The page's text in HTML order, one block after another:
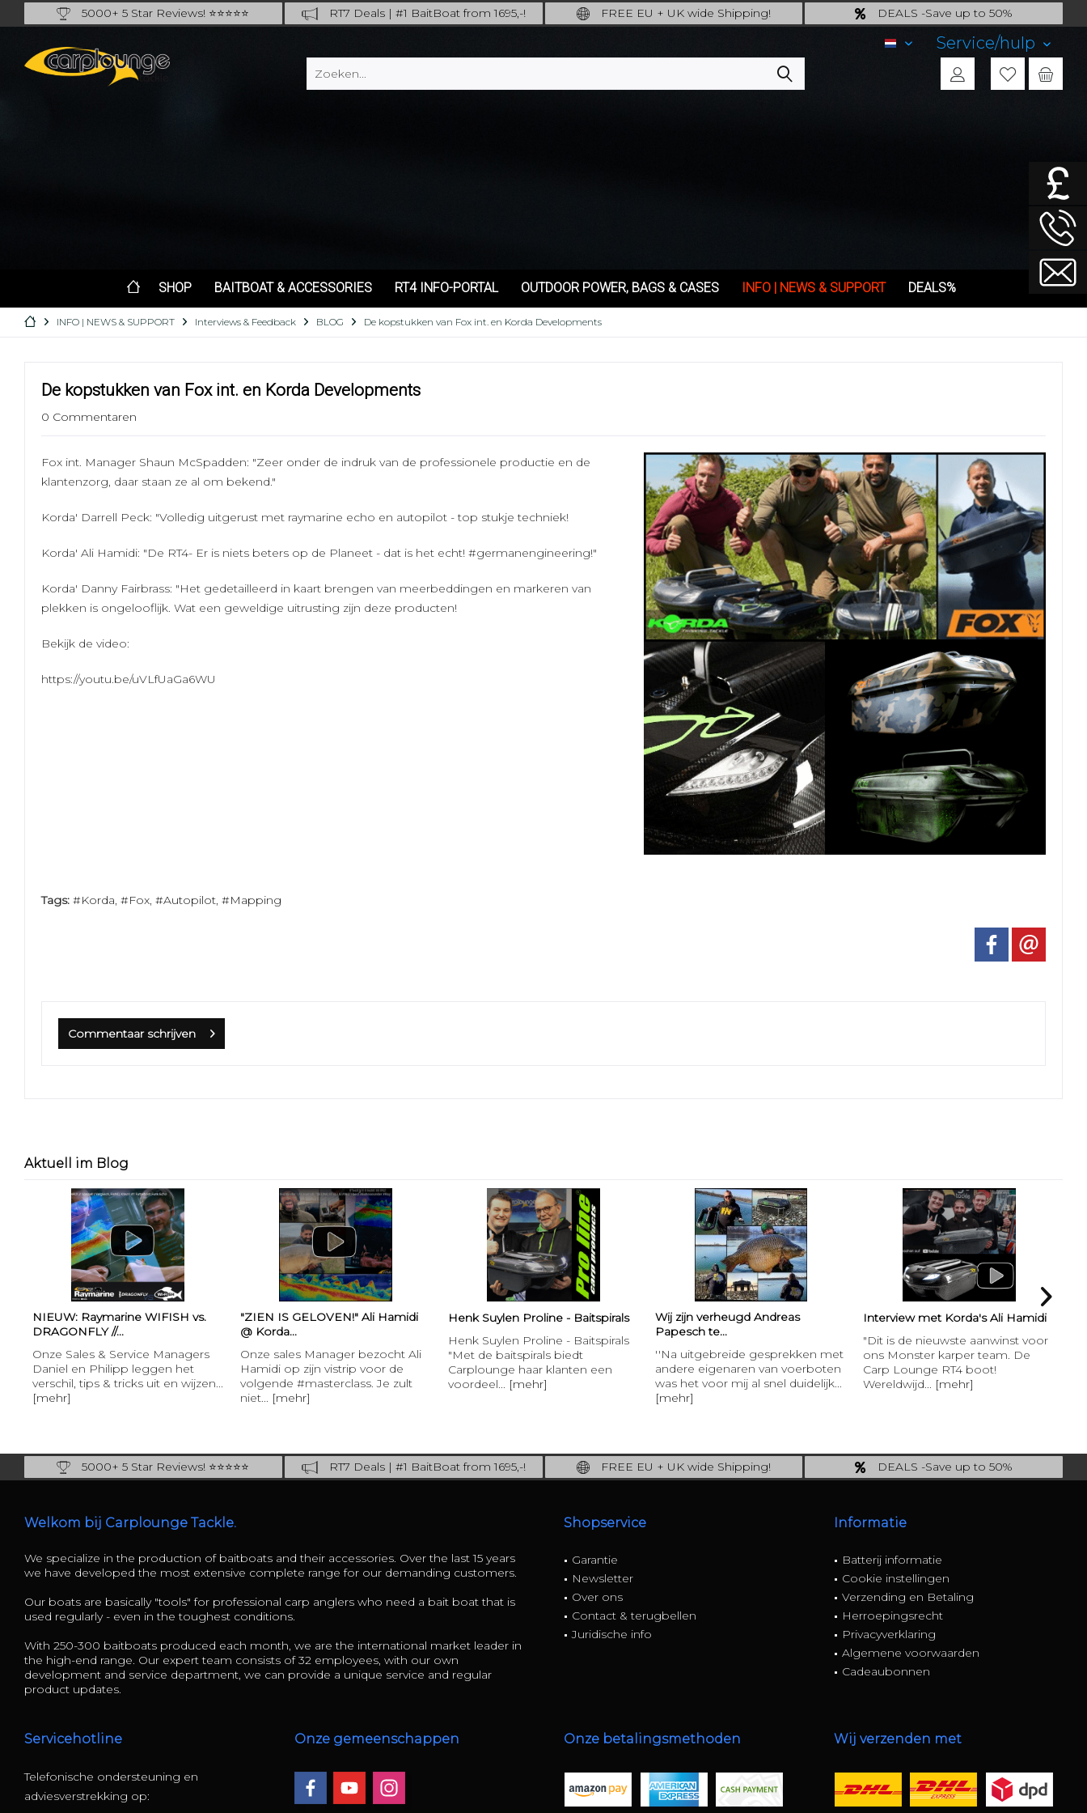
5000+ 5 Star Reviews! ⭐⭐⭐⭐⭐
RT7 Deals | #1 BaitBoat from 1695,-!
FREE EU + UK wide Shipping!
DEALS -Save up to 50%
last Chance: ... if gone then gone
NL Service/hulp
SHOP BAITBOAT & ACCESSORIES RT4 INFO-PORTAL OUTDOOR POWER, BAGS & CASES INFO | NEWS & SUPPORT DEALS%
INFO | NEWS & SUPPORT Interviews & Feedback BLOG De kopstukken van Fox int. en Korda Developments
De kopstukken van Fox int. en Korda Developments
0 Commentaren
Fox int. Manager Shaun McSpadden: "Zeer onder de indruk van de professionele productie en de
klantenzorg, daar staan ze al om bekend."
Korda' Darrell Peck: "Volledig uitgerust met raymarine echo en autopilot - top stukje techniek!
Korda' Ali Hamidi: "De RT4- Er is niets beters op de Planeet - dat is het echt! #germanengineering!"
Korda' Danny Fairbrass: "Het gedetailleerd in kaart brengen van meerbeddingen en markeren van
plekken is ongelooflijk. Wat een geweldige uitrusting zijn deze producten!
Bekijk de video:
https://youtu.be/uVLfUaGa6WU
Tags: #Korda, #Fox, #Autopilot, #Mapping
Commentaar schrijven
Aktuell im Blog
NIEUW: Raymarine WIFISH vs.
DRAGONFLY //...
Onze Sales & Service Managers
Daniel en Philipp leggen het
verschil, tips & tricks uit en wijzen...
[mehr]
"ZIEN IS GELOVEN!" Ali Hamidi
@ Korda...
Onze sales Manager bezocht Ali
Hamidi op zijn vistrip voor de
volgende #masterclass. Je zult
niet... [mehr]
Henk Suylen Proline - Baitspirals
Henk Suylen Proline - Baitspirals
"Met de baitspirals biedt
Carplounge haar klanten een
voordeel... [mehr]
Wij zijn verheugd Andreas
Papesch te...
''Na uitgebreide gesprekken met
andere eigenaren van voerboten
was het voor mij al snel duidelijk...
[mehr]
Interview met Korda's Ali Hamidi
"Dit is de nieuwste aanwinst voor
ons Monster karper team. De
Carp Lounge RT4 boot!
Wereldwijd... [mehr]
5000+ 5 Star Reviews! ⭐⭐⭐⭐⭐
RT7 Deals | #1 BaitBoat from 1695,-!
FREE EU + UK wide Shipping!
DEALS -Save up to 50%
Welkom bij Carplounge Tackle.
We specialize in the production of baitboats and their accessories. Over the last 15 years
we have developed the most extensive complete range for our demanding customers.
Our boats are basically "tools" for professional carp anglers who need a bait boat that is
used regularly - even in the toughest conditions.
With 250-300 baitboats produced each month, we are the international market leader in
the high-end range. Our expert team consists of 32 employees, with our own
development and service department, we can provide a unique service and regular
product updates.
Shopservice
Garantie
Newsletter
Over ons
Contact & terugbellen
Juridische info
Informatie
Batterij informatie
Cookie instellingen
Verzending en Betaling
Herroepingsrecht
Privacyverklaring
Algemene voorwaarden
Cadeaubonnen
Servicehotline
Telefonische ondersteuning en
adviesverstrekking op:
Onze gemeenschappen Onze betalingsmethoden Wij verzenden met